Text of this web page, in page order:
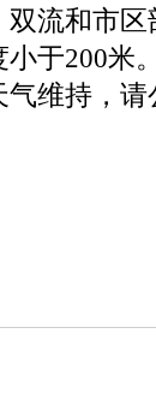
双流和市
小于200米
气维持，